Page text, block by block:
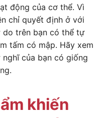
động của cơ thể. Vì
chỉ quyết định ở với
do trên bạn có thể tự
tấm có mập. Hãy xem
của bạn có giống
khiến